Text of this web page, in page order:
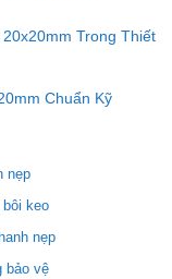
Trong Thiết
Chuẩn Kỹ
nẹp
keo
nẹp
bảo vệ